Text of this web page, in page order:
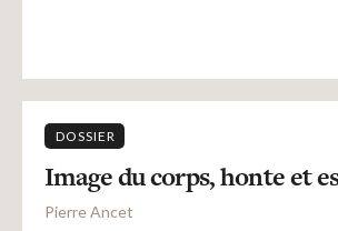
DOSSIER
Image du corps, honte et
Pierre Ancet